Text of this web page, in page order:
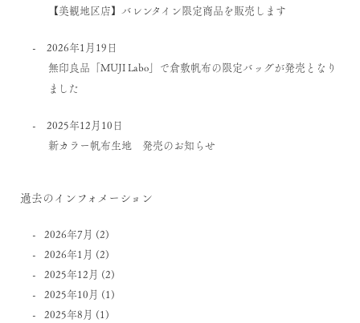
【美観地区店】バレンタイン限定商品を販売します
2026年1月19日
無印良品「MUJI Labo」で倉敷帆布の限定バッグが発売となり
ました
2025年12月10日
新カラー帆布生地 発売のお知らせ
過去のインフォメーション
2026年7月 (2)
2026年1月 (2)
2025年12月 (2)
2025年10月 (1)
2025年8月 (1)